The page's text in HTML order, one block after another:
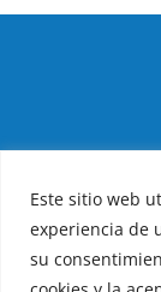
Este sitio web
experiencia de
su
Política